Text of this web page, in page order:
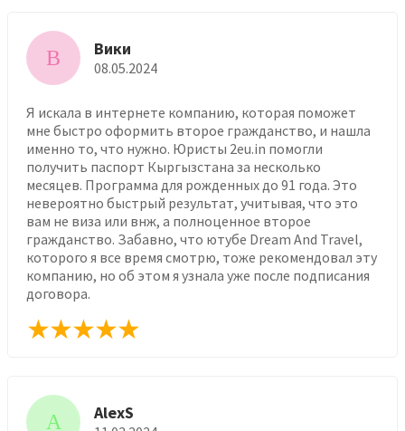
В Вики
08.05.2024
Я искала в интернете компанию, которая поможет
мне быстро оформить второе гражданство, и нашла
именно то, что нужно. Юристы 2eu.in помогли
получить паспорт Кыргызстана за несколько
месяцев. Программа для рожденных до 91 года. Это
невероятно быстрый результат, учитывая, что это
вам не виза или внж, а полноценное второе
гражданство. Забавно, что ютубе Dream And Travel,
которого я все время смотрю, тоже рекомендовал эту
компанию, но об этом я узнала уже после подписания
договора.
A AlexS